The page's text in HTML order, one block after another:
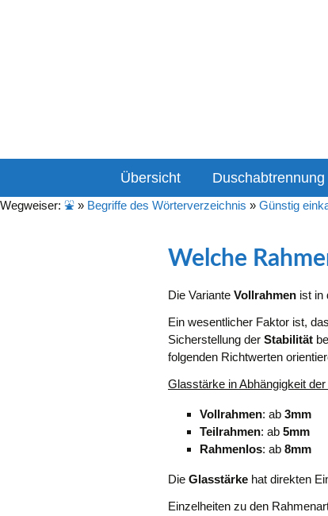
Inhalt
springen
Übersicht Duschabtrennung
Wegweiser: ⛲ » Begriffe des Wörterverzeichnis » Günstig
Welche
Die Variante Vollrahmen ist in
Ein wesentlicher Faktor ist,
Sicherstellung der Stabilität
folgenden Richtwerten
Glasstärke in Abhängigkeit
Vollrahmen: ab 3mm
Teilrahmen: ab 5mm
Rahmenlos: ab 8mm
Die Glasstärke hat direkten
Einzelheiten zu den